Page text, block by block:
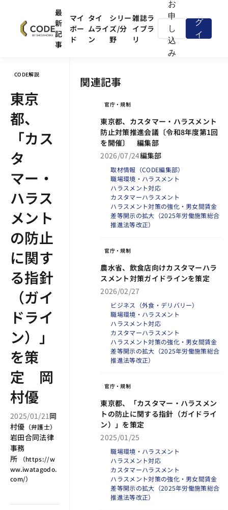
最
新
記
事
マイ
ボー
ド
タイ
ムライ
ン
シリー
ズ/分
野
雑誌ラ
イブラ
リ
お
申
し
込
み
グ
イ
CODE解説
東京
都、
「カス
タ
マー・
ハラス
メント
の防止
に関す
る指針
（ガイ
ドライ
ン）」
を策
定 岡
村優
2025/01/21 岡
村優 （弁護士）
岩田合同法律
事務
所
（https://w
ww.iwatagodo.
com/）
関連記事
官庁・規制
東京都、カスタマー・ハラスメント
防止対策推進会議〔令和8年度第1回
を開催〕 編集部
2026/07/24編集部
取材情報（CODE編集部）
職場環境・ハラスメント
ハラスメント対応
カスタマーハラスメント
ハラスメント対策の強化・男女間賃金
差等開示の拡大（2025年労働施策総合
推進法等改正）
官庁・規制
農水省、飲食店向けカスタマーハラ
スメント対策ガイドラインを策定
2026/02/27
ビジネス（外食・デリバリー）
職場環境・ハラスメント
ハラスメント対応
カスタマーハラスメント
ハラスメント対策の強化・男女間賃金
差等開示の拡大（2025年労働施策総合
推進法等改正）
官庁・規制
東京都、「カスタマー・ハラスメン
トの防止に関する指針（ガイドライ
ン）」を策定
2025/01/25
職場環境・ハラスメント
ハラスメント対応
カスタマーハラスメント
ハラスメント対策の強化・男女間賃金
差等開示の拡大（2025年労働施策総合
推進法等改正）